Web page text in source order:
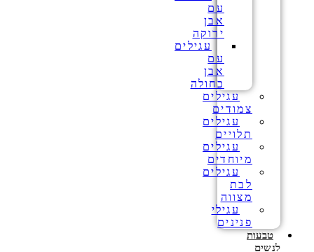
עם
אבן
ירוקה
עגילים
עם
אבן
כחולה
עגילים
צמודים
עגילים
תלויים
עגילים
מיוחדים
עגילים
לבת
מצווה
עגילי
פנינים
טבעות
לנשים